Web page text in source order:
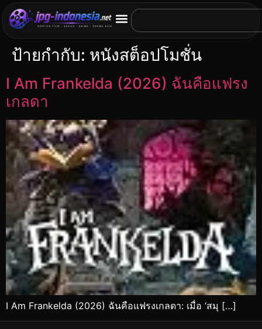
ป้ายกำกับ: หนังสต็อปโมชั่น
I Am Frankelda (2026) ฉันคือแฟรง
เกลดา
I Am Frankelda (2026) ฉันคือแฟรงเกลดา: เมื่อ ‘สมุ […]